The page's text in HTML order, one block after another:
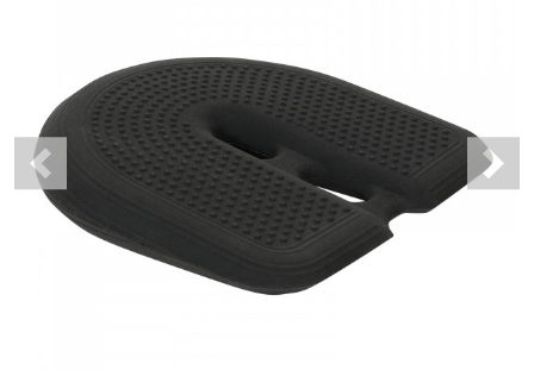
Previous Next